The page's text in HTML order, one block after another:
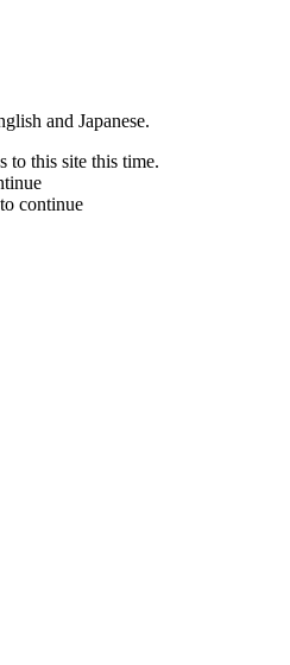
and Japanese.
to this site this time.
continue